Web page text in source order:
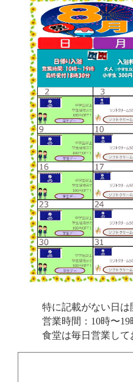
特に記載がない日
営業時間：10時〜19
食堂は毎日営業して